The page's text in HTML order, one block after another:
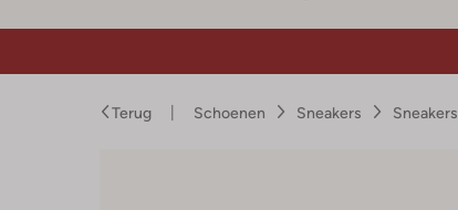
Terug Schoenen Sneakers